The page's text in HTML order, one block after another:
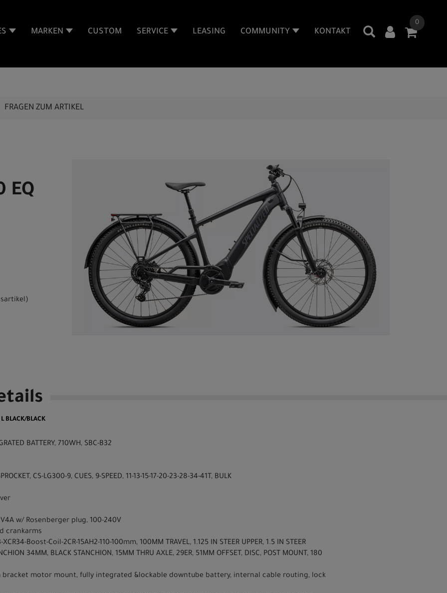
0
MARKEN CUSTOM SERVICE LEASING COMMUNITY KONTAKT
FRAGEN ZUM ARTIKEL
EQ
)
BLACK/BLACK
BATTERY, 710WH, SBC-B32
CS-LG300-9, CUES, 9-SPEED, 11-13-15-17-20-23-28-34-41T, BULK
w/ Rosenberger plug, 100-240V
crankarms
XCR34-Boost-Coil-2CR-15AH2-110-100mm, 100MM TRAVEL, 1.125 IN STEER UPPER, 1.5 IN STEER
34MM, BLACK STANCHION, 15MM THRU AXLE, 29ER, 51MM OFFSET, DISC, POST MOUNT, 180
bracket motor mount, fully integrated &lockable downtube battery, internal cable routing, lock